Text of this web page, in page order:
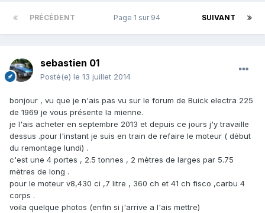
PRÉCÉDENT SUIVANT
Page 1 sur 94
sebastien 01
Posté(e) le 13 juillet 2014
bonjour , vu que je n'ais pas vu sur le forum de Buick electra 225
de 1969 je vous présente la mienne.
je l'ais acheter en septembre 2013 et depuis ce jours j'y travaille
dessus .pour l'instant je suis en train de refaire le moteur ( début
du remontage lundi) .
c'est une 4 portes , 2.5 tonnes , 2 mètres de larges par 5.75
mètres de long .
pour le moteur v8,430 ci ,7 litre , 360 ch et 41 ch fisco ,carbu 4
corps .
voila quelque photos (enfin si j'arrive a l'ais mettre)